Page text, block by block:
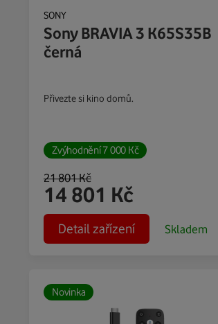
SONY
Sony BRAVIA 3 K65S35B
černá
Přivezte si kino domů.
Zvýhodnění7 000 Kč
21 801Kč
14 801 Kč
Detail zařízení Skladem
Novinka